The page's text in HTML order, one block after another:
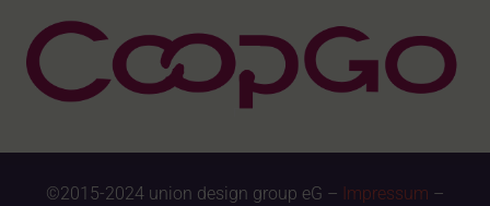
©2015-2024 union design group eG – Impressum –